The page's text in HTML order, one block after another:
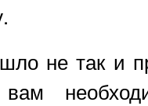
не так и